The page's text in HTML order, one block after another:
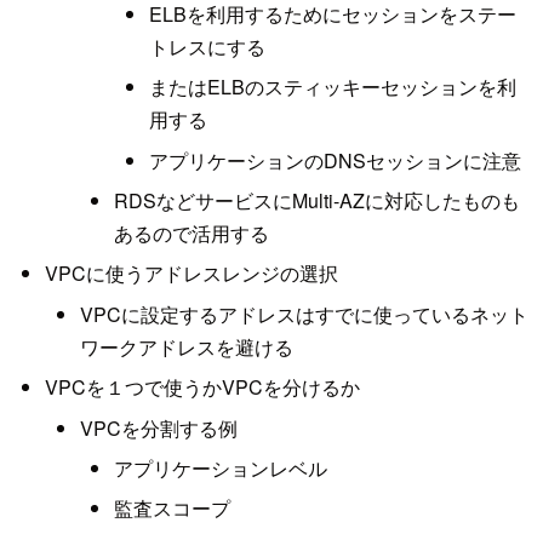
ELBを利用するためにセッションをステー
トレスにする
またはELBのスティッキーセッションを利
用する
アプリケーションのDNSセッションに注意
RDSなどサービスにMulti-AZに対応したものも
あるので活用する
VPCに使うアドレスレンジの選択
VPCに設定するアドレスはすでに使っているネット
ワークアドレスを避ける
VPCを１つで使うかVPCを分けるか
VPCを分割する例
アプリケーションレベル
監査スコープ